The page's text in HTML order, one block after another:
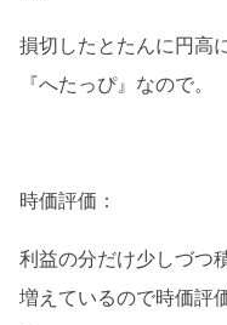
損切したとたんに円高
『へたっぴ』なので。
時価評価：
利益の分だけ少しづつ
増えているので時価評